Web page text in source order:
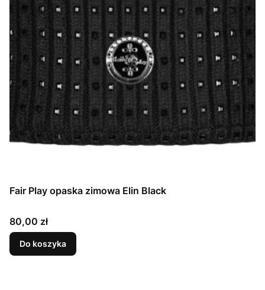
Fair Play opaska zimowa Elin Black
Cena
80,00 zł
Do koszyka